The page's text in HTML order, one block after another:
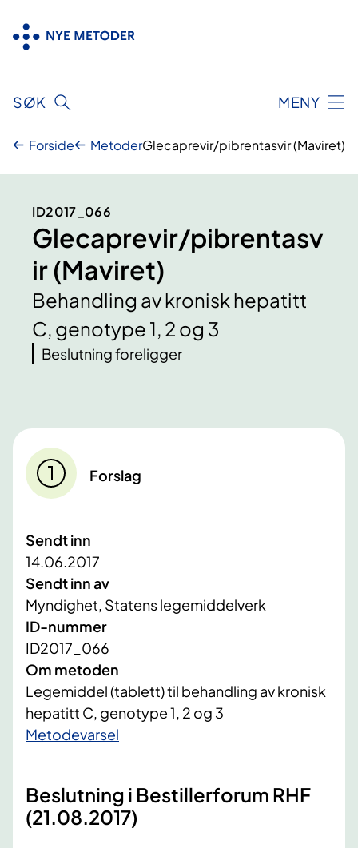
innhold
SØK MENY
Forside MetoderGlecaprevir/pibrentasvir (Maviret)
ID2017_066
Glecaprevir/pibrentasv
ir (Maviret)
Behandling av kronisk hepatitt
C, genotype 1, 2 og 3
Beslutning foreligger
Forslag
Sendt inn
14.06.2017
Sendt inn av
Myndighet, Statens legemiddelverk
ID-nummer
ID2017_066
Om metoden
Legemiddel (tablett) til behandling av kronisk
hepatitt C, genotype 1, 2 og 3
​Metodevarsel
Beslutning i Bestillerforum RHF
(21.08.2017)